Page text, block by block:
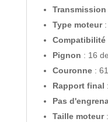
Transmission
Type moteur:
Compatibilité
Pignon : 16
Couronne:
Rapport final
Pas
Taille moteur: